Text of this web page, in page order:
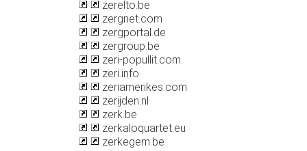
zerelto.be
zergnet.com
zergportal.de
zergroup.be
zeri-popullit.com
zeri.info
zeriamerikes.com
zerijden.nl
zerk.be
zerkaloquartet.eu
zerkegem.be